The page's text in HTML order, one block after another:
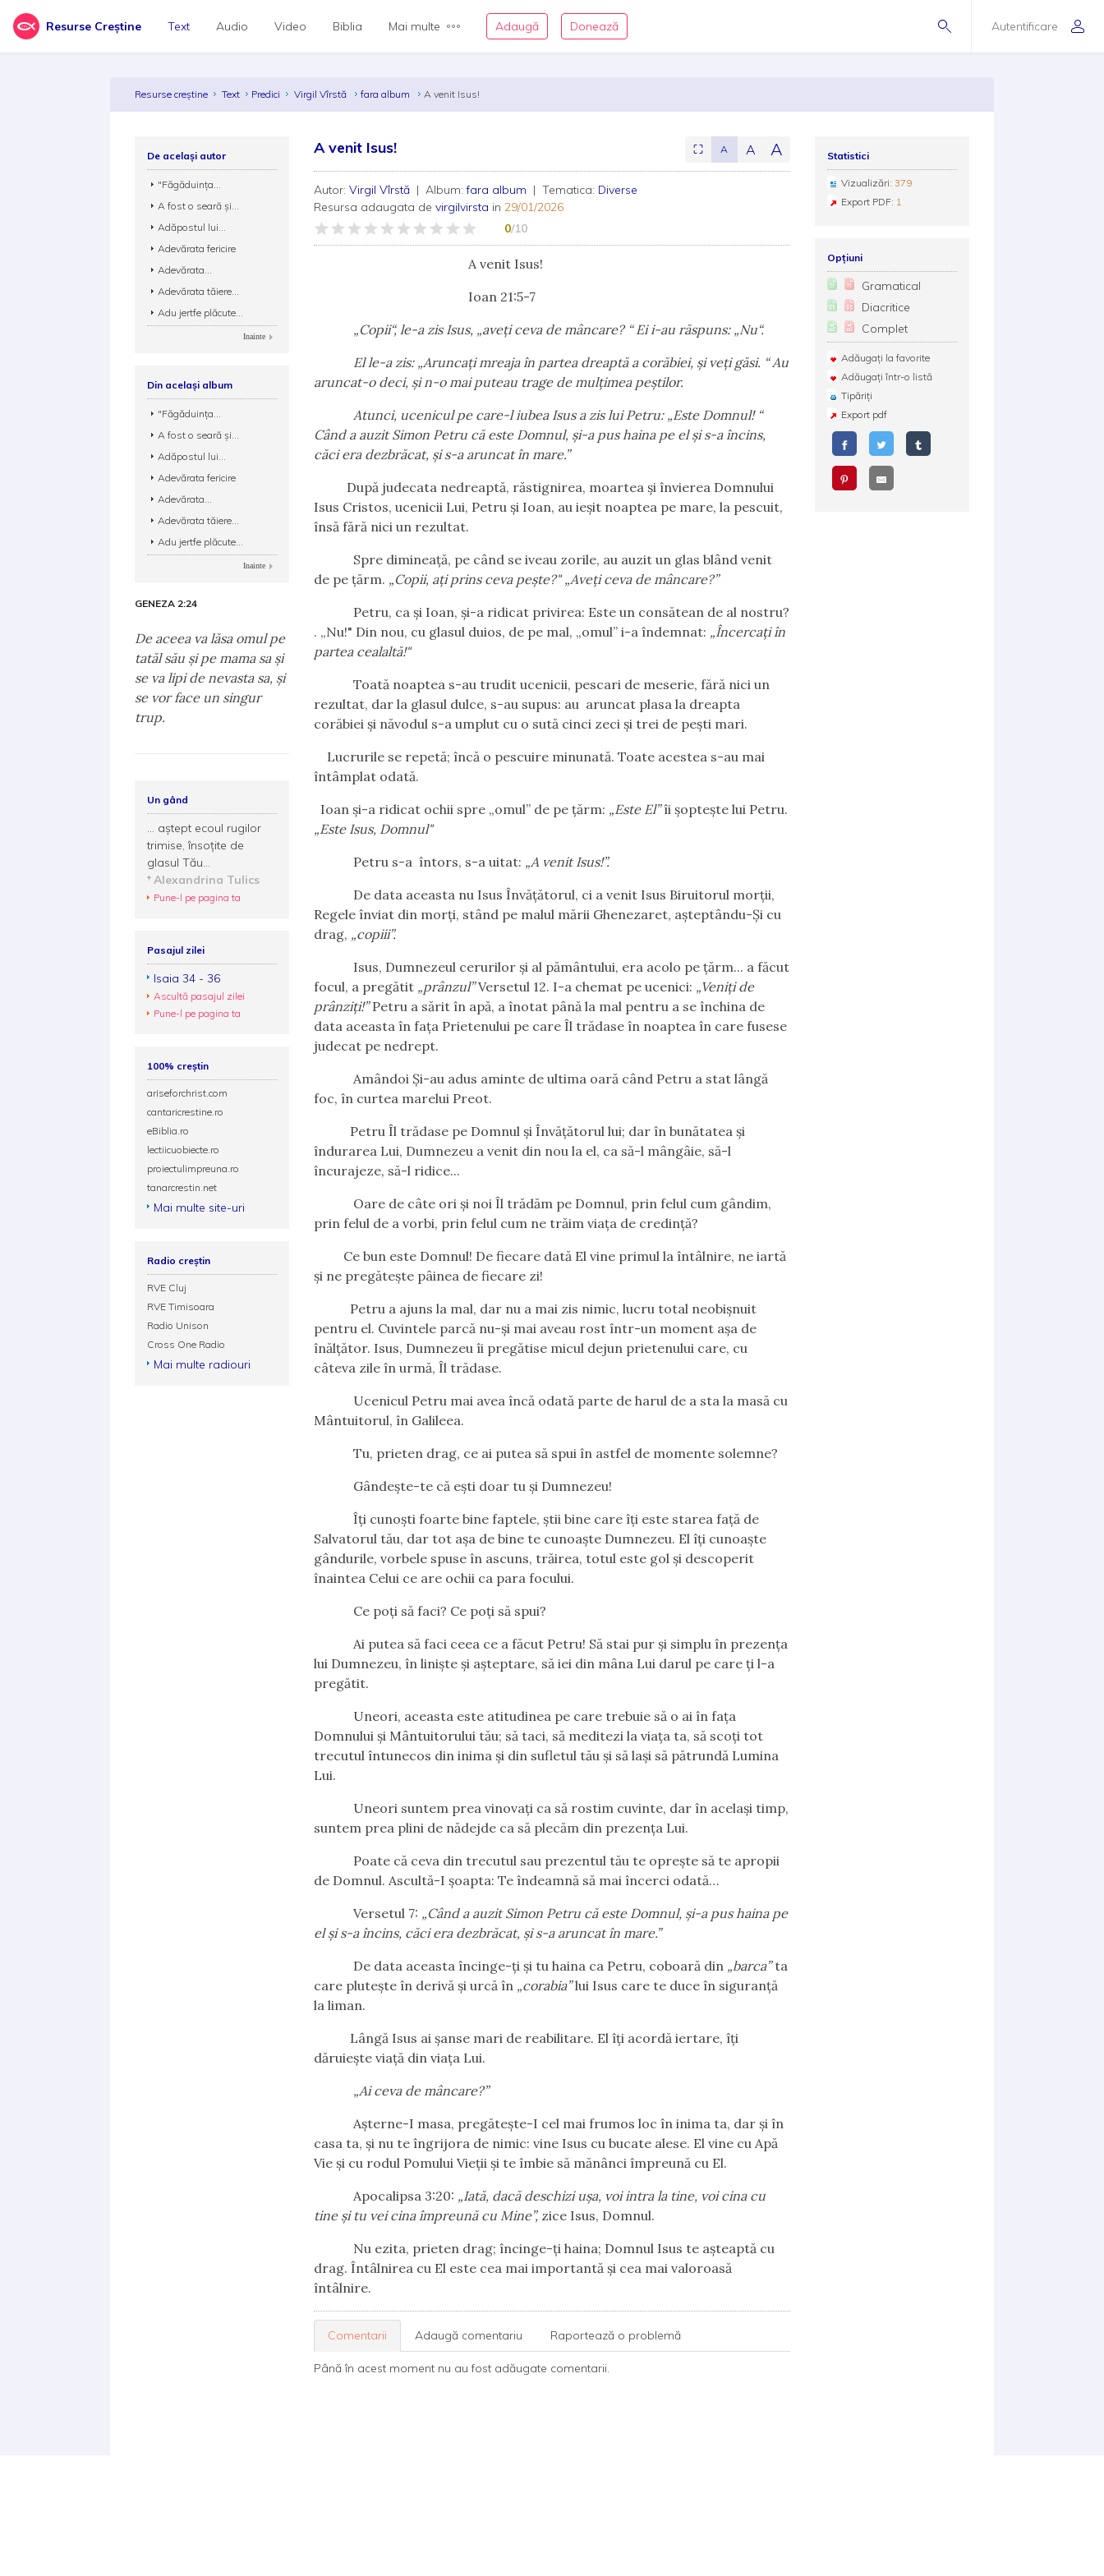
Resurse Creștine Autentificare
Text Audio Video Biblia Mai multe Adaugă Donează
Resurse creștine Text Predici Virgil Vîrstă fara album A venit Isus!
A venit Isus! ⛶ A A A
Autor:Virgil Vîrstă | Album:fara album | Tematica: Diverse
Resursa adaugata devirgilvirsta in 29/01/2026
0/10
A venit Isus!
Ioan 21:5-7
„Copii“, le-a zis Isus, „aveți ceva de mâncare? “ Ei i-au răspuns: „Nu“.
El le-a zis: „Aruncați mreaja în partea dreaptă a corăbiei, și veți găsi. “ Au
aruncat-o deci, și n-o mai puteau trage de mulțimea peștilor.
Atunci, ucenicul pe care-l iubea Isus a zis lui Petru: „Este Domnul! “
Când a auzit Simon Petru că este Domnul, și-a pus haina pe el și s-a încins,
căci era dezbrăcat, și s-a aruncat în mare.”
După judecata nedreaptă, răstignirea, moartea și învierea Domnului
Isus Cristos, ucenicii Lui, Petru și Ioan, au ieșit noaptea pe mare, la pescuit,
însă fără nici un rezultat.
Spre dimineață, pe când se iveau zorile, au auzit un glas blând venit
de pe țărm. „Copii, ați prins ceva pește?" „Aveți ceva de mâncare?”
Petru, ca și Ioan, și-a ridicat privirea: Este un consătean de al nostru?
. „Nu!" Din nou, cu glasul duios, de pe mal, „omul” i-a îndemnat: „Încercați în
partea cealaltă!"
Toată noaptea s-au trudit ucenicii, pescari de meserie, fără nici un
rezultat, dar la glasul dulce, s-au supus: au aruncat plasa la dreapta
corăbiei și năvodul s-a umplut cu o sută cinci zeci și trei de pești mari.
Lucrurile se repetă; încă o pescuire minunată. Toate acestea s-au mai
întâmplat odată.
Ioan și-a ridicat ochii spre „omul” de pe țărm: „Este El”îi șoptește lui Petru.
„Este Isus, Domnul"
Petru s-a întors, s-a uitat: „A venit Isus!”.
De data aceasta nu Isus Învățătorul, ci a venit Isus Biruitorul morții,
Regele înviat din morți, stând pe malul mării Ghenezaret, așteptându-Și cu
drag, „copiii”.
Isus, Dumnezeul cerurilor și al pământului, era acolo pe țărm... a făcut
focul, a pregătit „prânzul”Versetul 12. I-a chemat pe ucenici: „Veniți de
prânziți!”Petru a sărit în apă, a înotat până la mal pentru a se închina de
data aceasta în fața Prietenului pe care Îl trădase în noaptea în care fusese
judecat pe nedrept.
Amândoi Și-au adus aminte de ultima oară când Petru a stat lângă
foc, în curtea marelui Preot.
Petru Îl trădase pe Domnul și Învățătorul lui; dar în bunătatea și
îndurarea Lui, Dumnezeu a venit din nou la el, ca să-l mângâie, să-l
încurajeze, să-l ridice...
Oare de câte ori și noi Îl trădăm pe Domnul, prin felul cum gândim,
prin felul de a vorbi, prin felul cum ne trăim viața de credință?
Ce bun este Domnul! De fiecare dată El vine primul la întâlnire, ne iartă
și ne pregătește pâinea de fiecare zi!
Petru a ajuns la mal, dar nu a mai zis nimic, lucru total neobișnuit
pentru el. Cuvintele parcă nu-și mai aveau rost într-un moment așa de
înălțător. Isus, Dumnezeu îi pregătise micul dejun prietenului care, cu
câteva zile în urmă, Îl trădase.
Ucenicul Petru mai avea încă odată parte de harul de a sta la masă cu
Mântuitorul, în Galileea.
Tu, prieten drag, ce ai putea să spui în astfel de momente solemne?
Gândește-te că ești doar tu și Dumnezeu!
Îți cunoști foarte bine faptele, știi bine care îți este starea față de
Salvatorul tău, dar tot așa de bine te cunoaște Dumnezeu. El îți cunoaște
gândurile, vorbele spuse în ascuns, trăirea, totul este gol și descoperit
înaintea Celui ce are ochii ca para focului.
Ce poți să faci? Ce poți să spui?
Ai putea să faci ceea ce a făcut Petru! Să stai pur și simplu în prezența
lui Dumnezeu, în liniște și așteptare, să iei din mâna Lui darul pe care ți l-a
pregătit.
Uneori, aceasta este atitudinea pe care trebuie să o ai în fața
Domnului și Mântuitorului tău; să taci, să meditezi la viața ta, să scoți tot
trecutul întunecos din inima și din sufletul tău și să lași să pătrundă Lumina
Lui.
Uneori suntem prea vinovați ca să rostim cuvinte, dar în același timp,
suntem prea plini de nădejde ca să plecăm din prezența Lui.
Poate că ceva din trecutul sau prezentul tău te oprește să te apropii
de Domnul. Ascultă-I șoapta: Te îndeamnă să mai încerci odată…
Versetul 7: „Când a auzit Simon Petru că este Domnul, și-a pus haina pe
el și s-a încins, căci era dezbrăcat, și s-a aruncat în mare.”
De data aceasta încinge-ți și tu haina ca Petru, coboară din „barca”ta
care plutește în derivă și urcă în „corabia”lui Isus care te duce în siguranță
la liman.
Lângă Isus ai șanse mari de reabilitare. El îți acordă iertare, îți
dăruiește viață din viața Lui.
„Ai ceva de mâncare?”
Așterne-I masa, pregătește-I cel mai frumos loc în inima ta, dar și în
casa ta, și nu te îngrijora de nimic: vine Isus cu bucate alese. El vine cu Apă
Vie și cu rodul Pomului Vieții și te îmbie să mănânci împreună cu El.
Apocalipsa 3:20: „Iată, dacă deschizi ușa, voi intra la tine, voi cina cu
tine și tu vei cina împreună cu Mine”, zice Isus, Domnul.
Nu ezita, prieten drag; încinge-ți haina; Domnul Isus te așteaptă cu
drag. Întâlnirea cu El este cea mai importantă și cea mai valoroasă
întâlnire.
Comentarii Adaugă comentariu Raportează o problemă
Până în acest moment nu au fost adăugate comentarii.
Statistici
Vizualizări: 379
Export PDF: 1
Opțiuni
Gramatical
Diacritice
Complet
Adăugați la favorite
Adăugați într-o listă
Tipăriți
Export pdf
De același autor
"Făgăduinţa...
A fost o seară și...
Adăpostul lui...
Adevărata fericire
Adevărata...
Adevărata tăiere...
Adu jertfe plăcute...
Inainte
Din același album
"Făgăduinţa...
A fost o seară și...
Adăpostul lui...
Adevărata fericire
Adevărata...
Adevărata tăiere...
Adu jertfe plăcute...
Inainte
GENEZA 2:24
De aceea va lăsa omul pe
tatăl său şi pe mama sa şi
se va lipi de nevasta sa, şi
se vor face un singur
trup.
Un gând
... aștept ecoul rugilor
trimise, însoțite de
glasul Tău...
Alexandrina Tulics
Pune-l pe pagina ta
Pasajul zilei
Isaia 34 - 36
Ascultă pasajul zilei
Pune-l pe pagina ta
100% creștin
ariseforchrist.com
cantaricrestine.ro
eBiblia.ro
lectiicuobiecte.ro
proiectulimpreuna.ro
tanarcrestin.net
Mai multe site-uri
Radio creștin
RVE Cluj
RVE Timisoara
Radio Unison
Cross One Radio
Mai multe radiouri